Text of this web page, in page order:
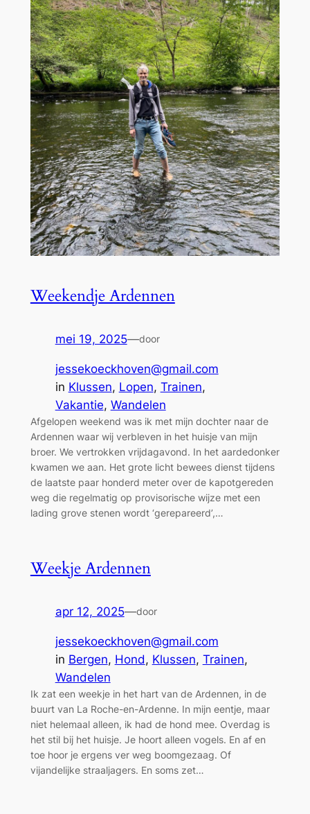
Weekendje Ardennen
mei 19, 2025—door
jessekoeckhoven@gmail.com
in Klussen, Lopen, Trainen
Vakantie, Wandelen
Afgelopen weekend was ik met mijn dochter naar de
Ardennen waar wij verbleven in het huisje van mijn
broer. We vertrokken vrijdagavond. In het aardedonker
kwamen we aan. Het grote licht bewees dienst tijdens
de laatste paar honderd meter over de kapotgereden
weg die regelmatig op provisorische wijze met een
lading grove stenen wordt ‘gerepareerd’,…
Weekje Ardennen
apr 12, 2025—door
jessekoeckhoven@gmail.com
in Bergen, Hond, Klussen, Trainen
Wandelen
Ik zat een weekje in het hart van de Ardennen, in de
buurt van La Roche-en-Ardenne. In mijn eentje, maar
niet helemaal alleen, ik had de hond mee. Overdag is
het stil bij het huisje. Je hoort alleen vogels. En af en
toe hoor je ergens ver weg boomgezaag. Of
vijandelijke straaljagers. En soms zet…